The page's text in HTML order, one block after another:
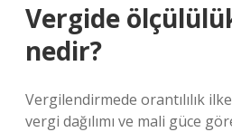
Vergide
nedir?
Vergilendirmede orantılılık
vergi dağılımı ve mali güce